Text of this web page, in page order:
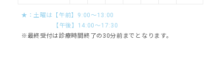
★：土曜は【午前】9:00～13:00
【午後】14:00～17:30
※最終受付は診療時間終了の30分前までとなります。